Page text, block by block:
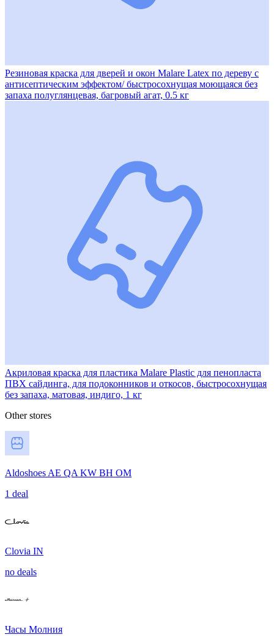
Резиновая краска для дверей и окон Malare Latex по дереву с
антисептическим эффектом/ быстросохнущая моющаяся без
запаха полуглянцевая, багровый агат, 0.5 кг
Акриловая краска для пластика Malare Plastic для пенопласта
ПВХ сайдинга, для подоконников и откосов, быстросохнущая
без запаха, матовая, индиго, 1 кг
Other stores
Aldoshoes AE QA KW BH OM
1 deal
Clovia IN
no deals
Часы Молния